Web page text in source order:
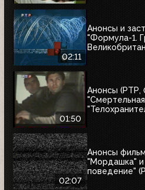
02:11
Анонсы и
"Формула-1.
01:50
Анонсы (РТР,
02:07
Анонсы
"Мордашка" и
поведение"